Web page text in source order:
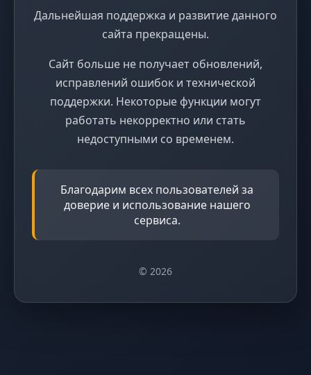
Дальнейшая поддержка и развитие данного
сайта прекращены.
Сайт больше не получает обновлений,
исправлений ошибок и технической
поддержки. Некоторые функции могут
работать некорректно или стать
недоступными со временем.
Благодарим всех пользователей за
доверие и использование нашего
сервиса.
© 2026